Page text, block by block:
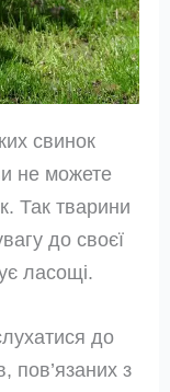
свинок
не можете
Так тварини
до своєї
ласощі.
до
пов’язаних з